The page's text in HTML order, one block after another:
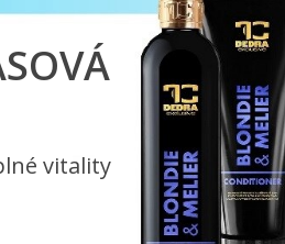
vitality